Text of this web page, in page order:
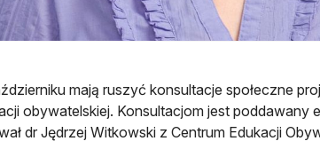
mają ruszyć konsultacje społeczne
obywatelskiej. Konsultacjom jest poddawany
dr Jędrzej Witkowski z Centrum Edukacji